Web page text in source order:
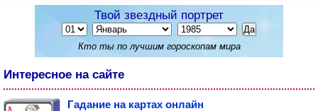
Твой звездный портрет
Кто ты по лучшим гороскопам мира
Интересное на сайте
Гадание на картах онлайн